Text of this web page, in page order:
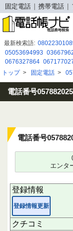
固定電話 携帯電話
最新検索語:
05053694993
0676327864
08070224557
0120720352
090 8583 5158
トップ> 固定電話 >
電話番号
電話番号
エンタ
登録情報
登録情報更新
クチコミ